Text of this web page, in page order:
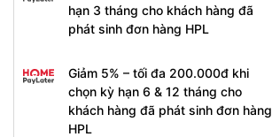
hạn 3 tháng cho khách hàng đã
phát sinh đơn hàng HPL
Giảm 5% – tối đa 200.000đ khi
chọn kỳ hạn 6 & 12 tháng cho
khách hàng đã phát sinh đơn hàng
HPL